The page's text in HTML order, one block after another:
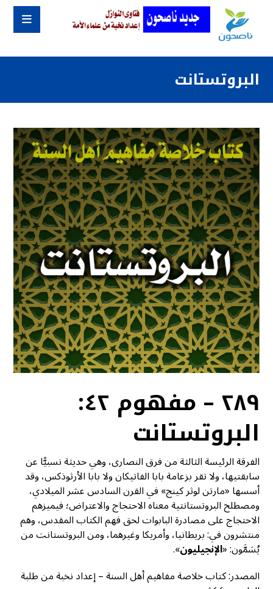
البروتستانت
٢٨٩ – مفهوم ٤٢:
البروتستانت
الفرقة الرئيسة الثالثة من فرق النصارى، وهي حديثة نسبيًّا عن
سابقتيها، ولا تقر بزعامة بابا الفاتيكان ولا بابا الأرثوذكس، وقد
أسسها «مارتن لوثر كينج» في القرن السادس عشر الميلادي،
ومصطلح البروتستانتية معناه الاحتجاج والاعتراض؛ فيميزهم
الاحتجاج على مصادرة البابوات لحق فهم الكتاب المقدس، وهم
منتشرون في: بريطانيا، وأمريكا وغيرهما، ومن البروتستانت من
يُسَمَّون: «الإنجيليون».
المصدر: كتاب خلاصة مفاهيم أهل السنة – إعداد نخبة من طلبة